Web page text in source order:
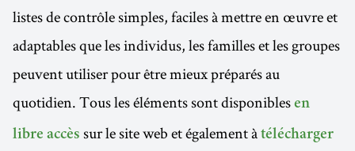
listes de contrôle simples, faciles à mettre en œuvre et
adaptables que les individus, les familles et les groupes
peuvent utiliser pour être mieux préparés au
quotidien. Tous les éléments sont disponibles en
libre accès sur le site web et également à télécharger